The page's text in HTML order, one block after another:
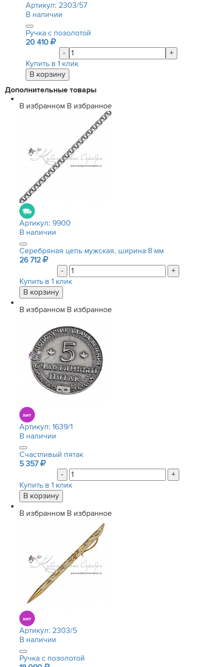
Артикул: 2303/57
В наличии
Ручка с позолотой
20 410
-
+
Купить в 1 клик
Дополнительные товары
В избранном В избранное
Артикул: 9900
В наличии
Серебряная цепь мужская, ширина 8 мм
26 712
-
+
Купить в 1 клик
В избранном В избранное
Артикул: 1639/1
В наличии
Счастливый пятак
5 357
-
+
Купить в 1 клик
В избранном В избранное
Артикул: 2303/5
В наличии
Ручка с позолотой